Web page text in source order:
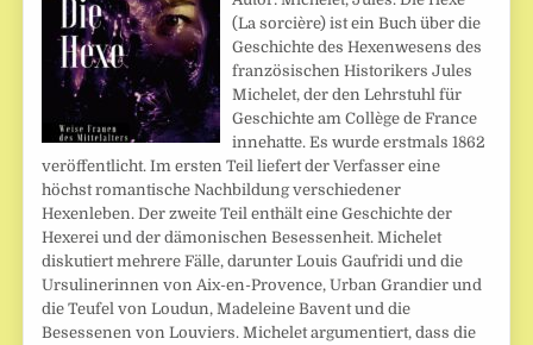
(La sorcière) ist ein Buch über die
Geschichte des Hexenwesens des
französischen Historikers Jules
Michelet, der den Lehrstuhl für
Geschichte am Collège de France
innehatte. Es wurde erstmals 1862
veröffentlicht. Im ersten Teil liefert der Verfasser eine
höchst romantische Nachbildung verschiedener
Hexenleben. Der zweite Teil enthält eine Geschichte der
Hexerei und der dämonischen Besessenheit. Michelet
diskutiert mehrere Fälle, darunter Louis Gaufridi und die
Ursulinerinnen von Aix-en-Provence, Urban Grandier und
die Teufel von Loudun, Madeleine Bavent und die
Besessenen von Louviers. Michelet argumentiert, dass die